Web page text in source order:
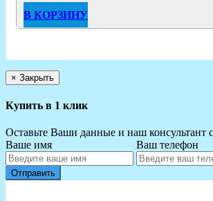
В КОРЗИНУ
× Закрыть
Купить в 1 клик
Оставьте Ваши данные и наш консультант
Ваше имя
Ваш телефон
Отправить